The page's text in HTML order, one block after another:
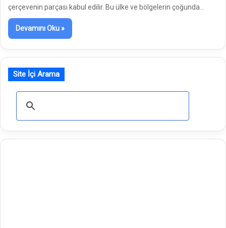
çerçevenin parçası kabul edilir. Bu ülke ve bölgelerin çoğunda…
Devamını Oku »
Site İçi Arama